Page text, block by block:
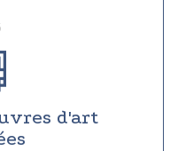
d'art